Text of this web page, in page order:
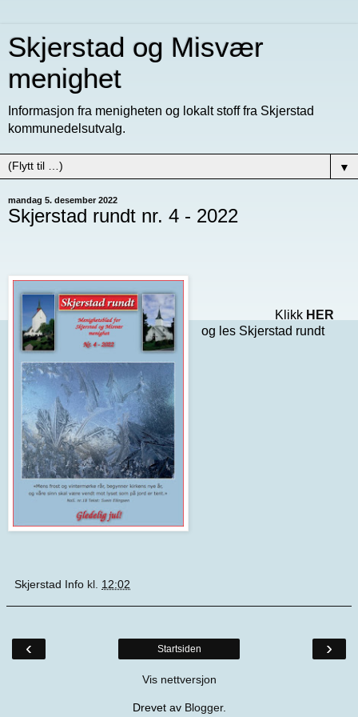
Skjerstad og Misvær
menighet
Informasjon fra menigheten og lokalt stoff fra Skjerstad
kommunedelsutvalg.
▼
mandag 5. desember 2022
Skjerstad rundt nr. 4 - 2022
Klikk HER
og les Skjerstad rundt
Skjerstad Info kl. 12:02
‹ ›
Startsiden
Vis nettversjon
Drevet av Blogger.